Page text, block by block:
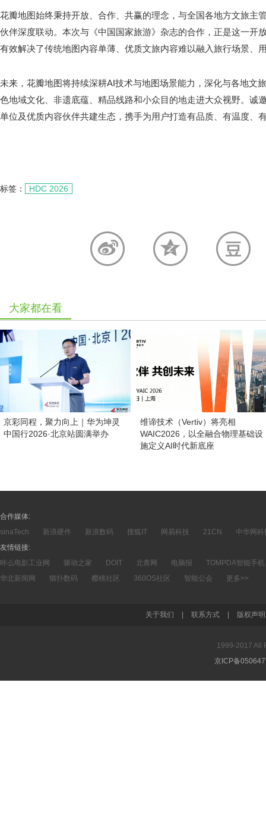
花瓣地图始终秉持开放、合作、共赢的理念，与全国各地方文旅主
伙伴深度联动。本次与《中国国家旅游》杂志的合作，正是这一开
有效解决了传统地图内容单薄、优质文旅内容难以融入旅行场景、
未来，花瓣地图将持续深耕AI技术与地图场景能力，深化与各地文
色地域文化、非遗底蕴、精品线路和小众目的地走进大众视野。诚
单位及优质内容伙伴共建生态，携手为用户打造有品质、有温度、
标签： HDC 2026
大家都在看
京彩同程，聚力向上｜华为坤灵
中国行2026·北京站圆满举办
维谛技术（Vertiv）将亮相
WAIC2026，以全融合物理基础设
施定义AI时代新底座
合作媒体:
sinaTech
新浪硬件 新浪数码 搜狐IT 网易科技 21CN
中华网科
友情链接:
咔么电影工业网
驱动之家 DOIT 北青网 电脑报
TOMPDA智能手机
华北新闻网
猫扑数码 樱桃社区 360OS社区 智能公会 更多>>
关于我们 联系方式 版权声明
1999-2017 All
京ICP备